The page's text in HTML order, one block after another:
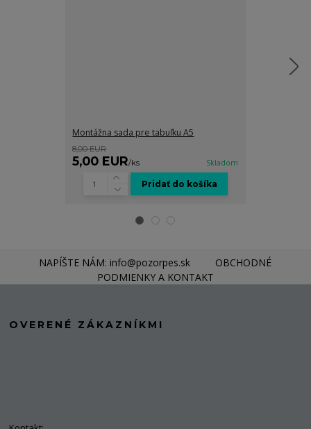
Montážna sada pre tabuľku A5
8,00 EUR
5,00 EUR/ks Skladom
Pridať do košíka
NAPÍŠTE NÁM: info@pozorpes.sk
OBCHODNÉ
PODMIENKY A KONTAKT
OVERENÉ ZÁKAZNÍKMI